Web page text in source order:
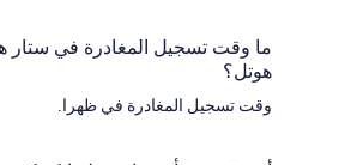
ما وقت تسجيل المغادرة في ستار
هوتل؟
وقت تسجيل المغادرة في ظهرا.